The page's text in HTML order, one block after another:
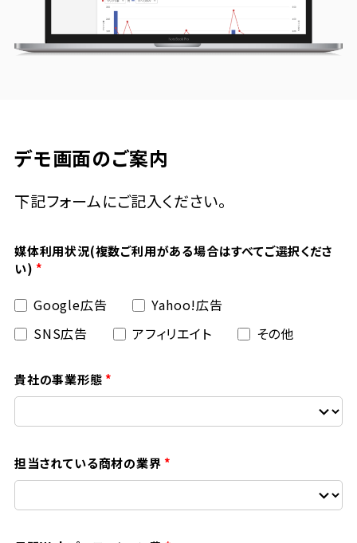
デモ画面のご案内
下記フォームにご記入ください。
媒体利用状況(複数ご利用がある場合はすべてご選択くださ
い)
Google広告
Yahoo!広告
SNS広告
アフィリエイト その他
貴社の事業形態
担当されている商材の業界